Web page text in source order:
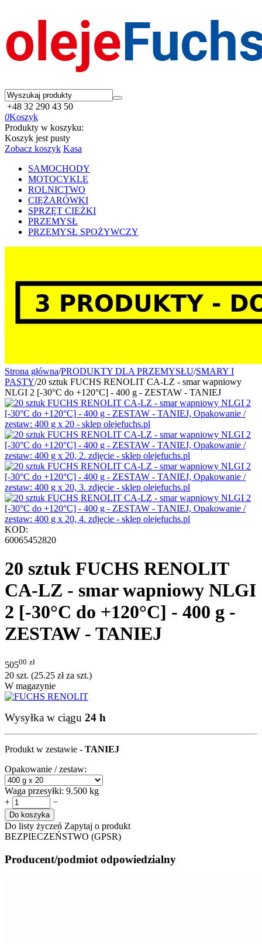
+48 32 290 43 50
0Koszyk
Produkty w koszyku:
Koszyk jest pusty
Zobacz koszyk Kasa
SAMOCHODY
MOTOCYKLE
ROLNICTWO
CIĘŻARÓWKI
SPRZĘT CIEŻKI
PRZEMYSŁ
PRZEMYSŁ SPOŻYWCZY
Strona główna/PRODUKTY DLA PRZEMYSŁU/SMARY I
PASTY/20 sztuk FUCHS RENOLIT CA-LZ - smar wapniowy
NLGI 2 [-30°C do +120°C] - 400 g - ZESTAW - TANIEJ
KOD:
60065452820
20 sztuk FUCHS RENOLIT
CA-LZ - smar wapniowy NLGI
2 [-30°C do +120°C] - 400 g -
ZESTAW - TANIEJ
50500 zł
20 szt. (25.25 złza szt.)
W magazynie
Wysyłka w ciągu 24 h
Produkt w zestawie - TANIEJ
Opakowanie / zestaw:
Waga przesyłki: 9.500 kg
+
−
Do koszyka
Do listy życzeń Zapytaj o produkt
BEZPIECZEŃSTWO (GPSR)
Producent/podmiot odpowiedzialny